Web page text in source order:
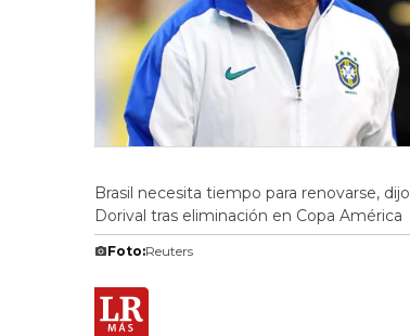
Brasil necesita tiempo para renovarse, dijo
Dorival tras eliminación en Copa América
Foto:Reuters